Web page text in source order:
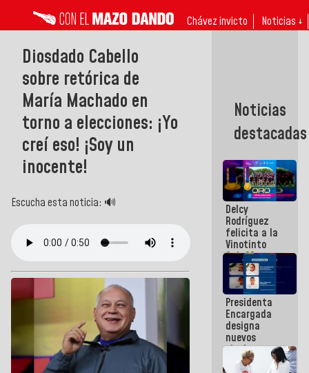
Chávez invicto Noticias ↓
Diosdado Cabello
sobre retórica de
María Machado en
torno a elecciones: ¡Yo
creí eso! ¡Soy un
inocente!
Escucha esta noticia: 🔊
Noticias
destacadas
Delcy
Rodríguez
felicita a la
Vinotinto
Sub 20
campeona
frente
México Sub
23 en los
Centroamericanos
Presidenta
Encargada
designa
nuevos
titulares en